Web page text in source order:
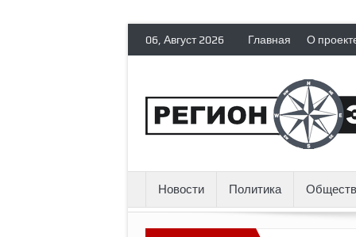
06, Август 2026 Главная О
Новости Политика